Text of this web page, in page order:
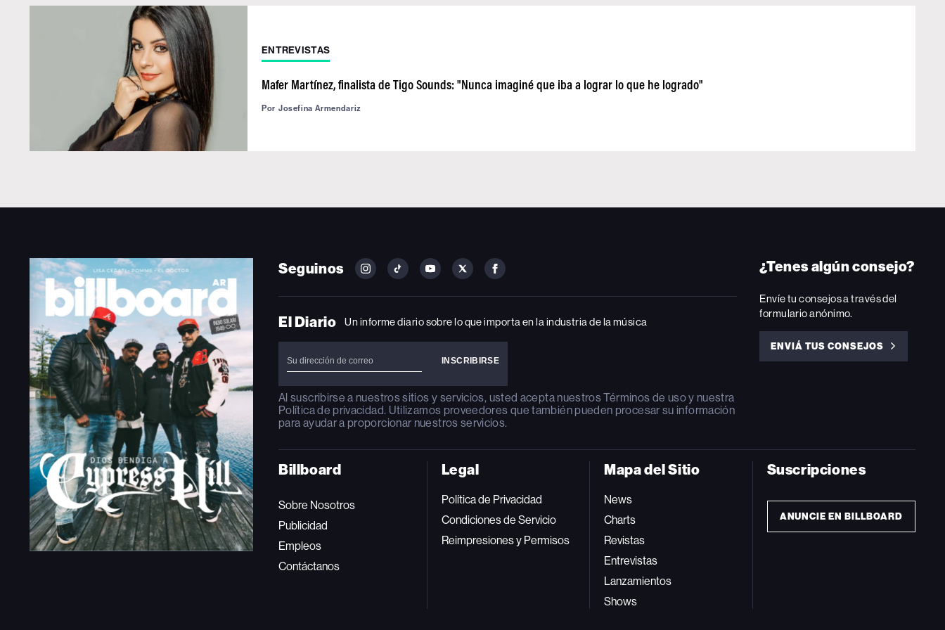
ENTREVISTAS
Mafer Martínez, finalista de Tigo Sounds: "Nunca imaginé que iba a lograr lo que he logrado"
Por Josefina Armendariz
Seguinos
FOLLOW
ON
FOLLOW
ON
FOLLOW
ON
FOLLOW
ON
FOLLOW
ON
El Diario Un informe diario sobre lo que importa en la industria de la música
Al suscribirse a nuestros sitios y servicios, usted acepta nuestrosTérminos de usoy nuestra
Política de privacidad. Utilizamos proveedores que también pueden procesar su información
para ayudar a proporcionar nuestros servicios.
¿Tenes algún consejo?
Envíe tu consejos a través del
formulario anónimo.
ENVIÁ TUS CONSEJOS
ENVIÁ
Billboard
Sobre Nosotros
Publicidad
Empleos
Contáctanos
Legal
Política de Privacidad
Condiciones de Servicio
Reimpresiones y Permisos
Mapa del Sitio
News
Charts
Revistas
Entrevistas
Lanzamientos
Shows
Suscripciones
ANUNCIE EN BILLBOARD